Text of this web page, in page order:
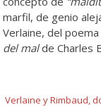
marfil, de genio
Verlaine, del poema
del malde Charles
Verlaine y Rimbaud,